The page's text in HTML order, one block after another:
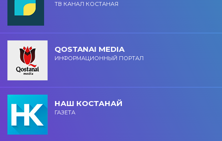
ТВ КАНАЛ КОСТАНАЯ
QOSTANAI MEDIA
ИНФОРМАЦИОННЫЙ ПОРТАЛ
НАШ КОСТАНАЙ
ГАЗЕТА